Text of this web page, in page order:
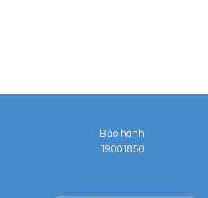
Bảo hành
19001850